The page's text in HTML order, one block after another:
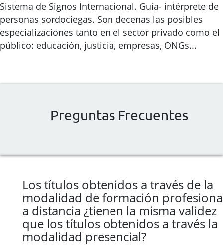
Sistema de Signos Internacional. Guía- intérprete de
personas sordociegas. Son decenas las posibles
especializaciones tanto en el sector privado como el
público: educación, justicia, empresas, ONGs...
Preguntas Frecuentes
Los títulos obtenidos a través de la
modalidad de formación
a distancia ¿tienen la misma validez
que los títulos obtenidos a través la
modalidad presencial?